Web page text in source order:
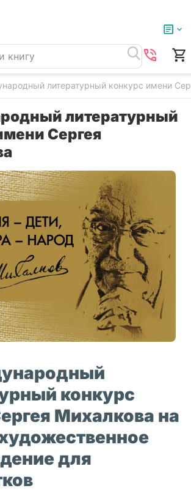
литературный конкурс имени
литературный
Сергея
конкурс
Михалкова на
для